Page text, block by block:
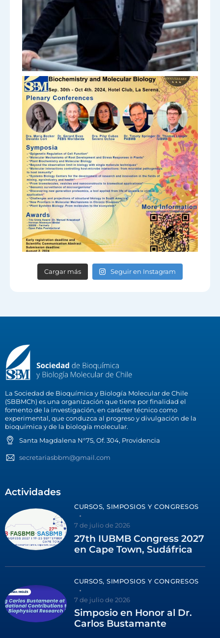
Cargar más Seguir en Instagram
La Sociedad de Bioquímica y Biología Molecular de Chile
(SBBMCh) es una organización que tiene por finalidad el
fomento de la investigación, en carácter técnico como
experimental, que conduzca al progreso y divulgación de la
bioquímica y de la biología molecular.
Santa Magdalena N°75, Of. 304, Providencia
secretariasbbm@gmail.com
Actividades
CURSOS, SIMPOSIOS Y CONGRESOS
7 de julio de 2026
27th IUBMB Congress 2027
en Cape Town, Sudáfrica
CURSOS, SIMPOSIOS Y CONGRESOS
7 de julio de 2026
Simposio en Honor al Dr.
Carlos Bustamante